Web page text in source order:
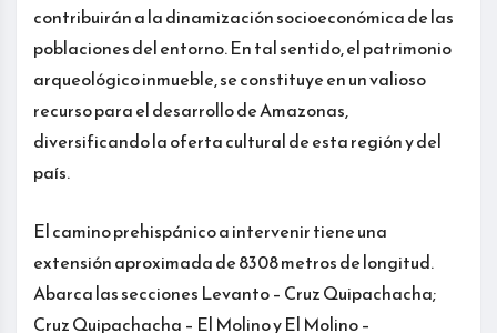
contribuirán a la dinamización socioeconómica de las
poblaciones del entorno. En tal sentido, el patrimonio
arqueológico inmueble, se constituye en un valioso
recurso para el desarrollo de Amazonas,
diversificando la oferta cultural de esta región y del
país.
El camino prehispánico a intervenir tiene una
extensión aproximada de 8308 metros de longitud.
Abarca las secciones Levanto – Cruz Quipachacha;
Cruz Quipachacha – El Molino y El Molino –